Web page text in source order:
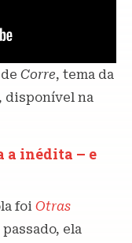
Corre, tema da
disponível na
a inédita – e
foi Otras
ela